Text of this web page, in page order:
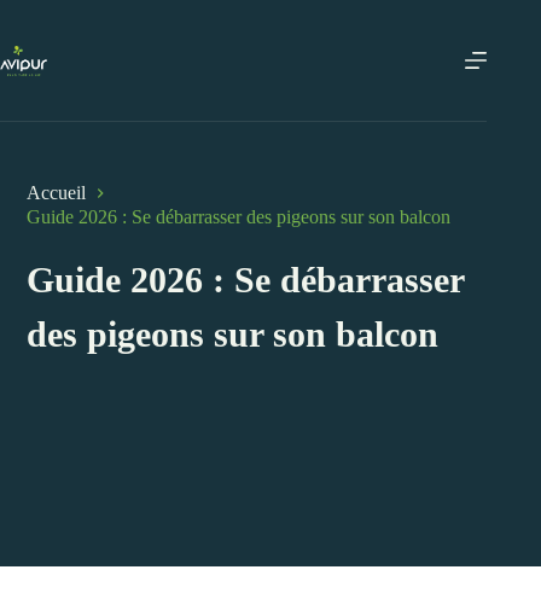
contenu
Accueil
Guide 2026 : Se débarrasser des pigeons sur son balcon
Guide 2026 : Se débarrasser
des pigeons sur son balcon